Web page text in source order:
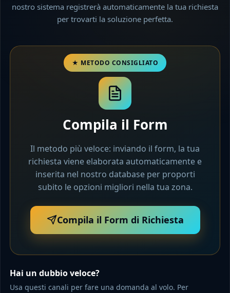
nostro sistema registrerà automaticamente la tua richiesta
per trovarti la soluzione perfetta.
Compila il Form
Il metodo più veloce: inviando il form, la tua
richiesta viene elaborata automaticamente e
inserita nel nostro database per proporti
subito le opzioni migliori nella tua zona.
Compila il Form di Richiesta
Hai un dubbio veloce?
Usa questi canali per fare una domanda al volo. Per